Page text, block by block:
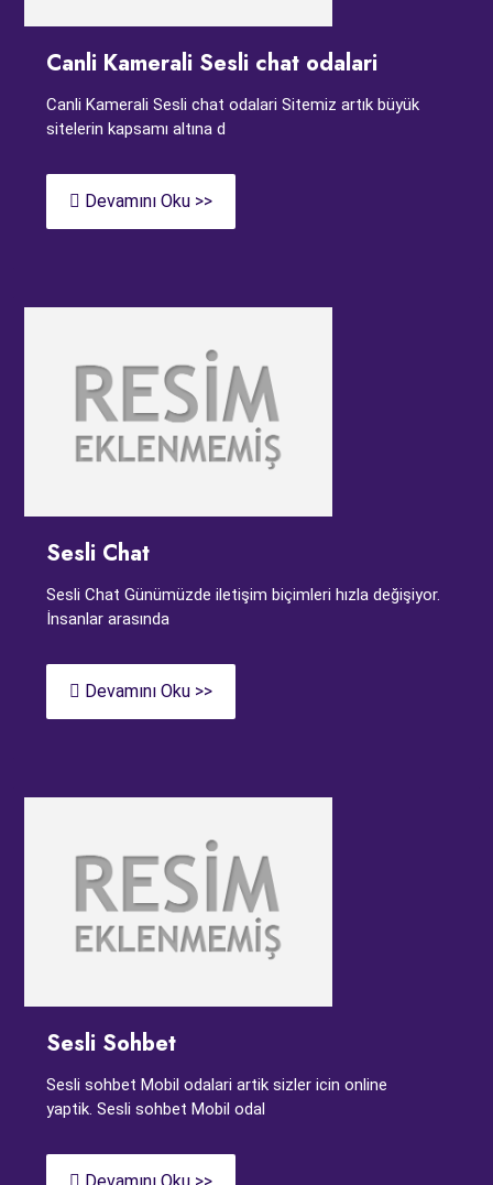
Canli Kamerali Sesli chat odalari
Canli Kamerali Sesli chat odalari Sitemiz artık büyük
sitelerin kapsamı altına d
Devamını Oku >>
Sesli Chat
Sesli Chat Günümüzde iletişim biçimleri hızla değişiyor.
İnsanlar arasında
Devamını Oku >>
Sesli Sohbet
Sesli sohbet Mobil odalari artik sizler icin online
yaptik. Sesli sohbet Mobil odal
Devamını Oku >>